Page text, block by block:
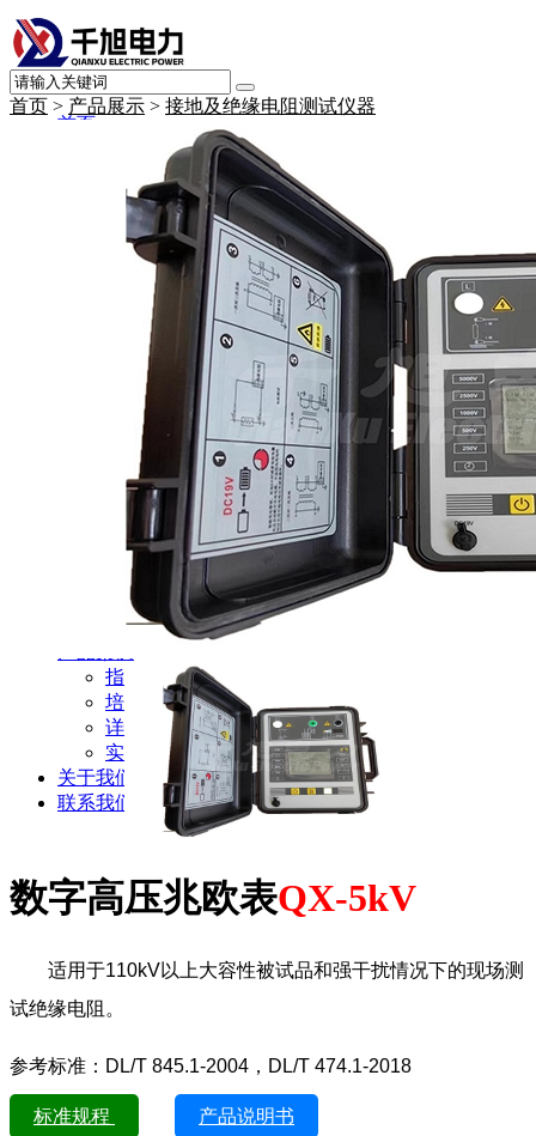
首页
变频串联谐振交流耐压试验装置
高压绝缘耐压设备
变压器测试仪器
断路器（开关）测试仪器
继电保护、二次回路测试设备
接地及绝缘电阻测试仪器
电缆线路测试仪器
避雷器及绝缘子测试仪器
SF6气体测试仪器
绝缘油测试仪器
直流系统及蓄电池测试仪器
电力计量测试仪器
局部放电测试仪器
承试升资质试验设备
其他
新闻动态
公司动态
行业资讯
解决方案
指导书
培训方案
详情案例
实用工具
关于我们
联系我们
首页 > 产品展示 > 接地及绝缘电阻测试仪器
数字高压兆欧表QX-5kV
适用于110kV以上大容性被试品和强干扰情况下的现场测
试绝缘电阻。
参考标准：DL/T 845.1-2004，DL/T 474.1-2018
标准规程 产品说明书